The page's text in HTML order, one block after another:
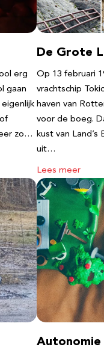
erg
gaan
zo…
De Grote
Op 13 februari
vrachtschip
haven van
voor de boeg.
kust van
uit…
Lees meer
Autonomie